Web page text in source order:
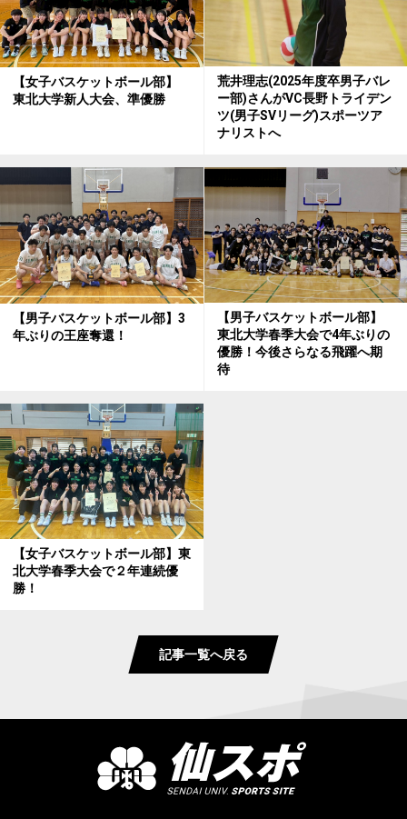
【女子バスケットボール部】
東北大学新人大会、準優勝
荒井理志(2025年度卒男子バレ
ー部)さんがVC長野トライデン
ツ(男子SVリーグ)スポーツア
ナリストへ
【男子バスケットボール部】3
年ぶりの王座奪還！
【男子バスケットボール部】
東北大学春季大会で4年ぶりの
優勝！今後さらなる飛躍へ期
待
【女子バスケットボール部】東
北大学春季大会で２年連続優
勝！
記事一覧へ戻る